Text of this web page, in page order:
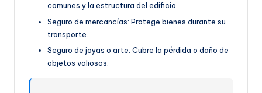
comunes y la estructura del edificio.
Seguro de mercancías: Protege bienes durante su
transporte.
Seguro de joyas o arte: Cubre la pérdida o daño de
objetos valiosos.